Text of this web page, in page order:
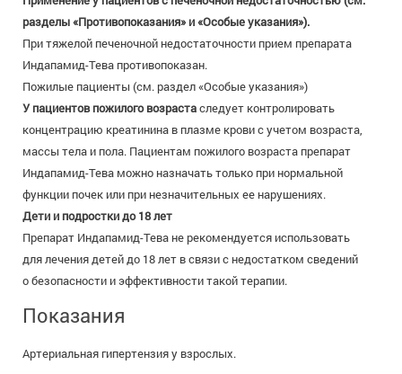
разделы «Противопоказания» и «Особые указания»).
При тяжелой печеночной недостаточности прием препарата
Индапамид-Тева противопоказан.
Пожилые пациенты (см. раздел «Особые указания»)
У пациентов пожилого возрастаследует контролировать
концентрацию креатинина в плазме крови с учетом возраста,
массы тела и пола. Пациентам пожилого возраста препарат
Индапамид-Тева можно назначать только при нормальной
функции почек или при незначительных ее нарушениях.
Дети и подростки до 18 лет
Препарат Индапамид-Тева не рекомендуется использовать
для лечения детей до 18 лет в связи с недостатком сведений
о безопасности и эффективности такой терапии.
Показания
Артериальная гипертензия у взрослых.